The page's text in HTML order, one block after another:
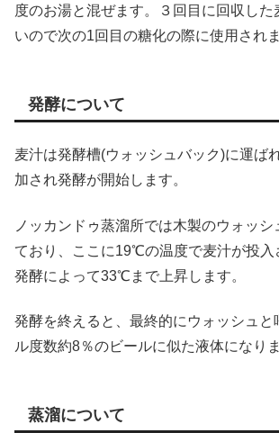
度のお湯と混ぜます。３回目に回収した
いので次の1回目の糖化の際に使用されま
発酵について
麦汁は発酵槽(ウォッシュバック)に運ば
加され発酵が開始します。
ノッカンドゥ蒸溜所では木製のウォッシ
ており、ここに19℃の温度で麦汁が投入
発酵によって33℃まで上昇します。
発酵を終えると、最終的にウォッシュと
ル度数約8％のビールに似た液体になりま
蒸溜について